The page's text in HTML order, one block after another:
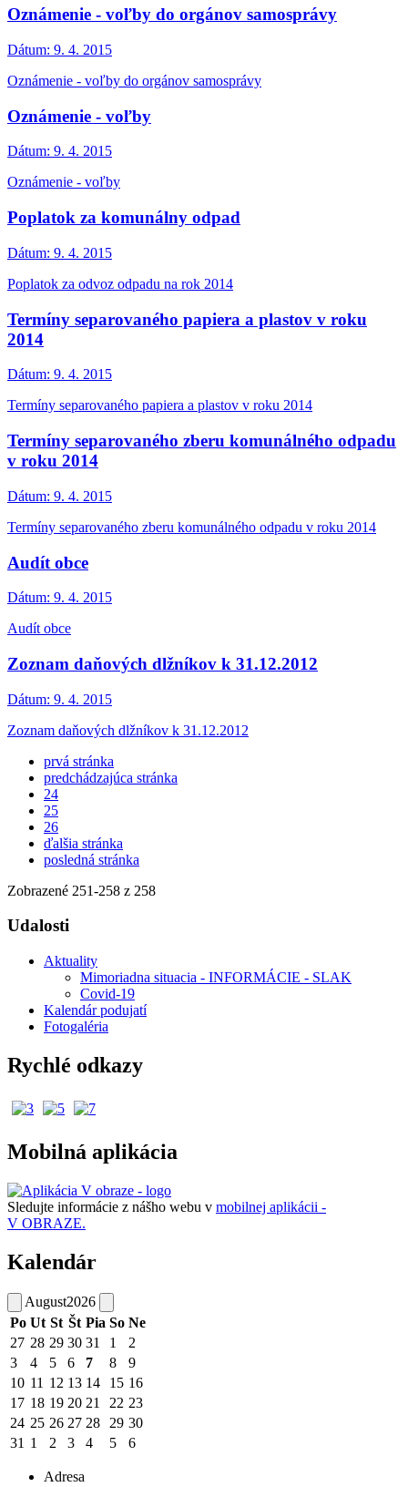
Oznámenie - voľby do orgánov samosprávy
Dátum: 9. 4. 2015
Oznámenie - voľby do orgánov samosprávy
Oznámenie - voľby
Dátum: 9. 4. 2015
Oznámenie - voľby
Poplatok za komunálny odpad
Dátum: 9. 4. 2015
Poplatok za odvoz odpadu na rok 2014
Termíny separovaného papiera a plastov v roku
2014
Dátum: 9. 4. 2015
Termíny separovaného papiera a plastov v roku 2014
Termíny separovaného zberu komunálného odpadu
v roku 2014
Dátum: 9. 4. 2015
Termíny separovaného zberu komunálného odpadu v roku 2014
Audít obce
Dátum: 9. 4. 2015
Audít obce
Zoznam daňových dlžníkov k 31.12.2012
Dátum: 9. 4. 2015
Zoznam daňových dlžníkov k 31.12.2012
prvá stránka
predchádzajúca stránka
24
25
26
ďalšia stránka
posledná stránka
Zobrazené 251-258 z 258
Udalosti
Aktuality
Mimoriadna situacia - INFORMÁCIE - SLAK
Covid-19
Kalendár podujatí
Fotogaléria
Rychlé odkazy
Mobilná aplikácia
Sledujte informácie z nášho webu v mobilnej aplikácii -
V OBRAZE.
Kalendár
August2026
Po Ut St Št Pia So Ne
27 28 29 30 31 1
2
3
4 5 6 7 8
9
10 11 12 13 14 15 16
17 18 19 20 21 22 23
24 25 26 27 28 29 30
31 1 2 3 4 5 6
Adresa